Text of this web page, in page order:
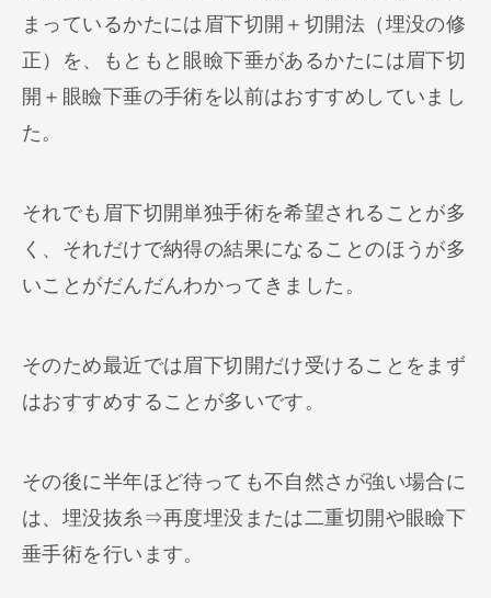
まっているかたには眉下切開＋切開法（埋没の修
正）を、もともと眼瞼下垂があるかたには眉下切
開＋眼瞼下垂の手術を以前はおすすめしていまし
た。
それでも眉下切開単独手術を希望されることが多
く、それだけで納得の結果になることのほうが多
いことがだんだんわかってきました。
そのため最近では眉下切開だけ受けることをまず
はおすすめすることが多いです。
その後に半年ほど待っても不自然さが強い場合に
は、埋没抜糸⇒再度埋没または二重切開や眼瞼下
垂手術を行います。